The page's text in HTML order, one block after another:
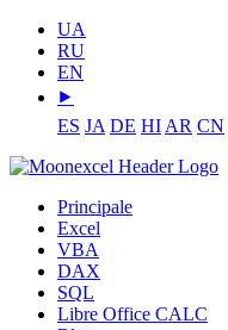
UA
RU
EN
⯈
ES JA DE HI AR CN
Principale
Excel
VBA
DAX
SQL
Libre Office CALC